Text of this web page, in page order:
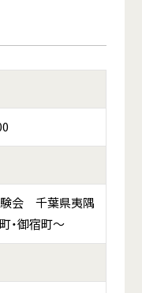
験会 千葉県夷隅
・御宿町～